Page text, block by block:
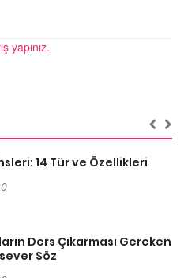
yapınız.
14 Tür ve Özellikleri
Ders Çıkarması Gereken
Söz